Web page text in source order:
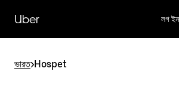
প্রধান
বিষয়সূচিতে
Uber লগ ইন
ভারত>Hospet